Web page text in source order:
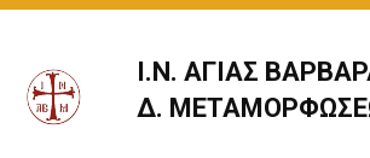
Ι.Ν. ΑΓΙΑΣ
Δ.